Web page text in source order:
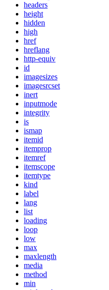
headers
height
hidden
high
href
hreflang
http-equiv
id
imagesizes
imagesrcset
inert
inputmode
integrity
is
ismap
itemid
itemprop
itemref
itemscope
itemtype
kind
label
lang
list
loading
loop
low
max
maxlength
media
method
min